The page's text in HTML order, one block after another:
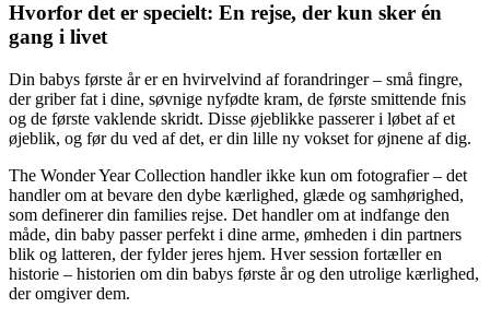
Hvorfor det er specielt: En rejse, der kun sker én
gang i livet
Din babys første år er en hvirvelvind af forandringer – små fingre,
der griber fat i dine, søvnige nyfødte kram, de første smittende fnis
og de første vaklende skridt. Disse øjeblikke passerer i løbet af et
øjeblik, og før du ved af det, er din lille ny vokset for øjnene af dig.
The Wonder Year Collection handler ikke kun om fotografier – det
handler om at bevare den dybe kærlighed, glæde og samhørighed,
som definerer din families rejse. Det handler om at indfange den
måde, din baby passer perfekt i dine arme, ømheden i din partners
blik og latteren, der fylder jeres hjem. Hver session fortæller en
historie – historien om din babys første år og den utrolige kærlighed,
der omgiver dem.